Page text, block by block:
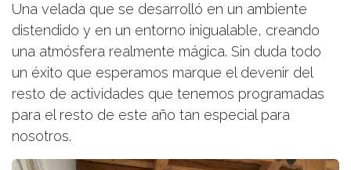
Una velada que se desarrolló en un ambiente
distendido y en un entorno inigualable, creando
una atmósfera realmente mágica. Sin duda todo
un éxito que esperamos marque el devenir del
resto de actividades que tenemos programadas
para el resto de este año tan especial para
nosotros.